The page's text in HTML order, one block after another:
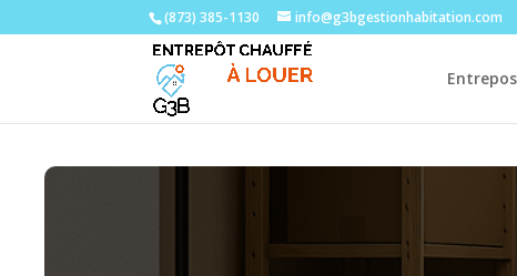
(873) 385-1130 info@g3bgestionhabitation.com